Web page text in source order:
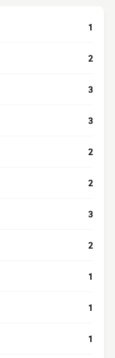
1
2
3
3
2
2
3
2
1
1
1